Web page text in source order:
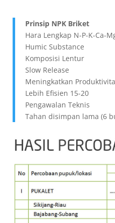
Prinsip NPK Briket
Hara Lengkap N-P-K-Ca-
Humic Substance
Komposisi Lentur
Slow Release
Meningkatkan
Lebih Efisien 15-20
Pengawalan Teknis
Tahan disimpan lama (6